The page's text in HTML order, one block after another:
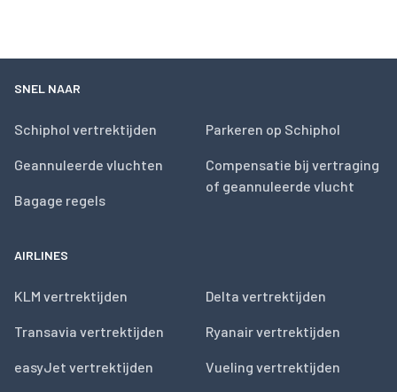
SNEL NAAR
Schiphol vertrektijden
Geannuleerde vluchten
Bagage regels
Parkeren op Schiphol
Compensatie bij vertraging
of geannuleerde vlucht
AIRLINES
KLM vertrektijden
Transavia vertrektijden
easyJet vertrektijden
Delta vertrektijden
Ryanair vertrektijden
Vueling vertrektijden